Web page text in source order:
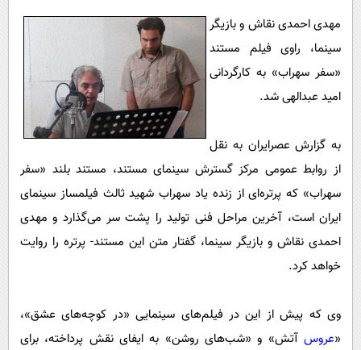
فناوری
گوناگون
حوادث
محیط زیست
فرهنگی
بین الملل
اجتماعی
روانشناسی
آشپزی
دانلود
مهدی احمدی نقاش و بازیگر
سینما، راوی فیلم مستند
«سفر سهراب» به کارگردانی
امید عبدالهی شد.
به گزارش عصرایران به نقل
از روابط عمومی مرکز گسترش سینمای مستند، مستند بلند «سفر
سهراب» که پرتره‌ای از زنده یاد سهراب شهید ثالث فیلمساز سینمای
ایران است، آخرین مراحل فنی تولید را پشت سر می‌گذارد و مهدی
احمدی نقاش و بازیگر سینما، گفتار متن این مستند- پرتره را روایت
خواهد کرد.
وی که پیش از این در فیلم‌های سینمایی «در کوچه‌های عشق»،
«عروس آتش» و «شب‌های روشن» به ایفای نقش پرداخته، برای